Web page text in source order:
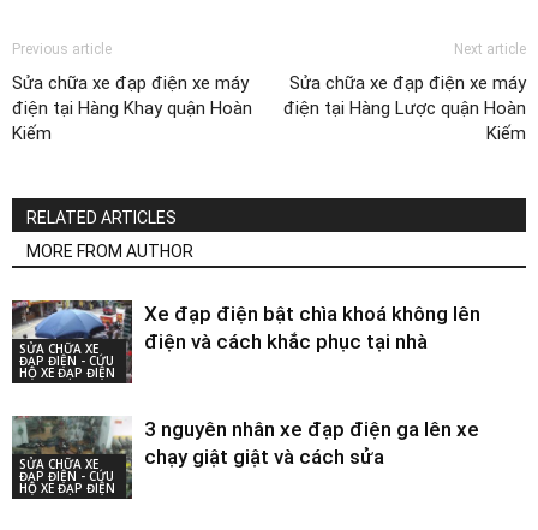
Previous article
Sửa chữa xe đạp điện xe máy
điện tại Hàng Khay quận Hoàn
Kiếm
Next article
Sửa chữa xe đạp điện xe máy
điện tại Hàng Lược quận Hoàn
Kiếm
RELATED ARTICLES
MORE FROM AUTHOR
SỬA CHỮA XE
ĐẠP ĐIỆN - CỨU
HỘ XE ĐẠP ĐIỆN
Xe đạp điện bật chìa khoá không lên
điện và cách khắc phục tại nhà
SỬA CHỮA XE
ĐẠP ĐIỆN - CỨU
HỘ XE ĐẠP ĐIỆN
3 nguyên nhân xe đạp điện ga lên xe
chạy giật giật và cách sửa